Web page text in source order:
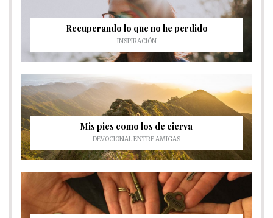
Recuperando lo que no he perdido
INSPIRACIÓN
Mis pies como los de cierva
DEVOCIONAL ENTRE AMIGAS